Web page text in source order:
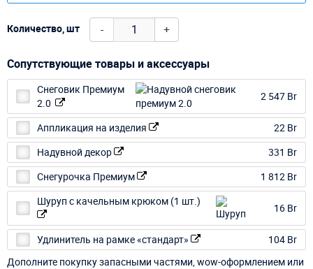
Количество, шт - +
Сопутствующие товары и аксессуары
Снеговик Премиум
2.0
2 547 Br
Аппликация на изделия
22 Br
Надувной декор
331 Br
Снегурочка Премиум
1 812 Br
Шуруп с качельным крюком (1 шт.)
16 Br
Удлинитель на рамке «стандарт»
104 Br
Дополните покупку запасными частями, wow-оформлением или